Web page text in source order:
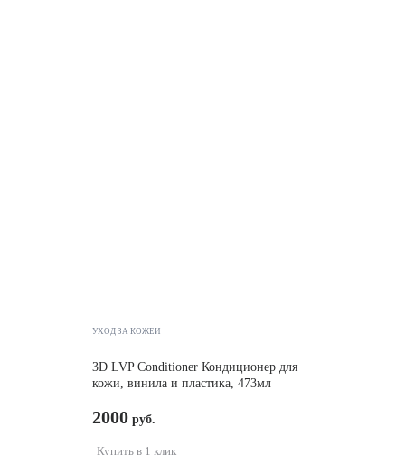
УХОД ЗА КОЖЕЙ
3D LVP Conditioner Кондиционер для
кожи, винила и пластика, 473мл
2000
Купить в 1 клик